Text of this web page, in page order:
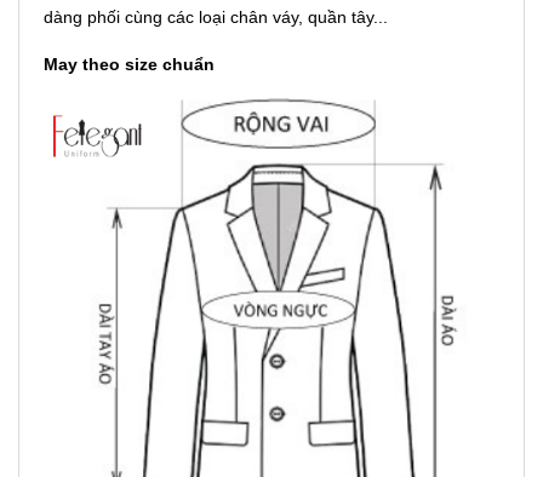
dàng phối cùng các loại chân váy, quần tây...
May theo size chuẩn